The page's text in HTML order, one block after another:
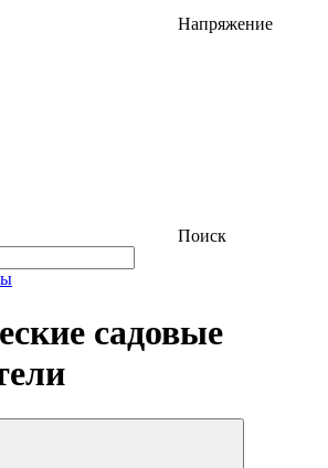
Напряжение
Поиск
садовые